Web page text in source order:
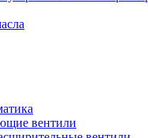
вентили